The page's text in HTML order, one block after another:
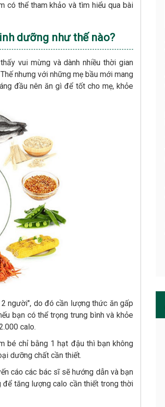
có thể tham khảo và tìm hiểu qua bài
dưỡng như thế nào?
vui mừng và dành nhiều thời gian
nhưng với những mẹ bầu mới mang
đầu nên ăn gì để tốt cho mẹ, khỏe
người", do đó cần lượng thức ăn gấp
bạn có thể trọng trung bình và khỏe
calo.
bé chỉ bằng 1 hạt đậu thì bạn không
dưỡng chất cần thiết.
cáo các bác sĩ sẽ hướng dẫn và bạn
tăng lượng calo cần thiết trong thời